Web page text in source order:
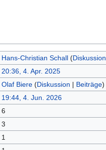
Hans-Christian Schall (Diskussion
20:36, 4. Apr. 2025
Olaf Biere (Diskussion | Beiträge)
19:44, 4. Jun. 2026
6
3
1